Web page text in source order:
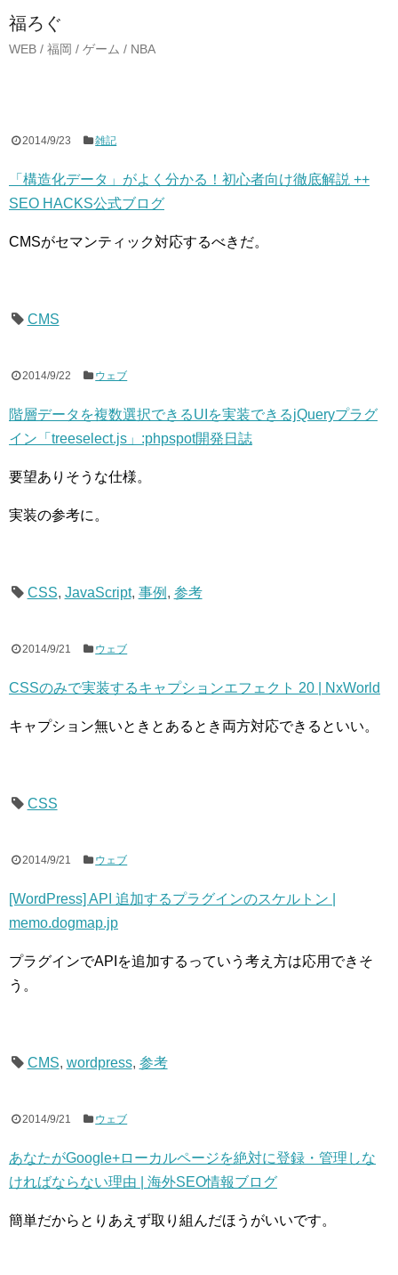
福ろぐ
WEB / 福岡 / ゲーム / NBA
2014/9/23 雑記
「構造化データ」がよく分かる！初心者向け徹底解説 ++
SEO HACKS公式ブログ
CMSがセマンティック対応するべきだ。
CMS
2014/9/22 ウェブ
階層データを複数選択できるUIを実装できるjQueryプラグ
イン「treeselect.js」:phpspot開発日誌
要望ありそうな仕様。
実装の参考に。
CSS, JavaScript, 事例 , 参考
2014/9/21 ウェブ
CSSのみで実装するキャプションエフェクト 20 | NxWorld
キャプション無いときとあるとき両方対応できるといい。
CSS
2014/9/21 ウェブ
[WordPress] API 追加するプラグインのスケルトン |
memo.dogmap.jp
プラグインでAPIを追加するっていう考え方は応用できそ
う。
CMS, wordpress, 参考
2014/9/21 ウェブ
あなたがGoogle+ローカルページを絶対に登録・管理しな
ければならない理由 | 海外SEO情報ブログ
簡単だからとりあえず取り組んだほうがいいです。